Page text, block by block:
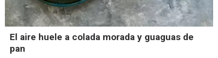
El aire huele a colada morada y guaguas de
pan